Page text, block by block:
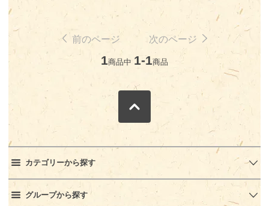
前のページ 次のページ
1商品中 1-1商品
カテゴリーから探す
グループから探す